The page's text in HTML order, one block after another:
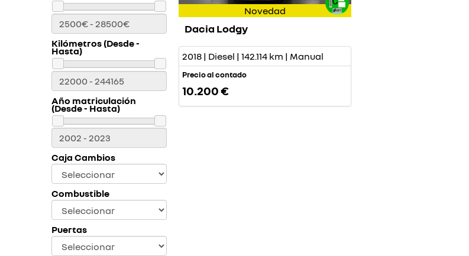
Kilómetros (Desde -
Hasta)
Año matriculación
(Desde - Hasta)
Caja Cambios
Combustible
Puertas
Novedad
Dacia Lodgy
2018 | Diesel | 142.114 km | Manual
Precio al contado
10.200 €